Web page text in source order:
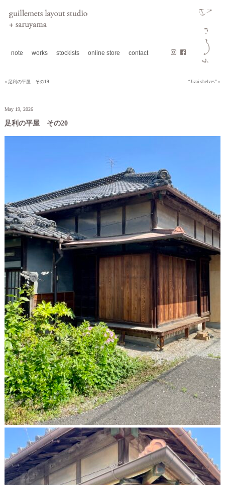
note works stockists online store contact
« 足利の平屋 その19 “Jizai shelves” »
May 19, 2026
足利の平屋 その20